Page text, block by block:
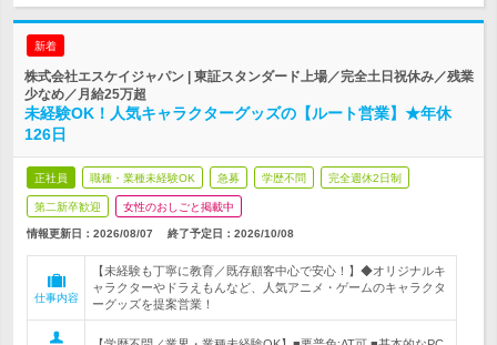
新着
株式会社エスケイジャパン | 東証スタンダード上場／完全土日祝休み／残業
少なめ／月給25万超
未経験OK！人気キャラクターグッズの【ルート営業】★年休
126日
正社員 職種・業種未経験OK 急募 学歴不問 完全週休2日制
第二新卒歓迎 女性のおしごと掲載中
情報更新日：2026/08/07 終了予定日： 2026/10/08
仕事内容
【未経験も丁寧に教育／既存顧客中心で安心！】◆オリジナルキ
ャラクターやドラえもんなど、人気アニメ・ゲームのキャラクタ
ーグッズを提案営業！